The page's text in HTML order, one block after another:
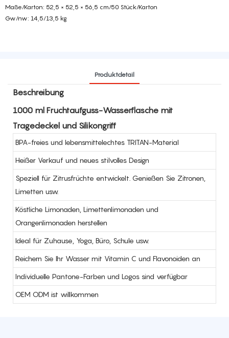
Maße/Karton: 52,5 × 52,5 × 56,5 cm/50 Stück/Karton
Gw/nw: 14,5/13,5 kg
Produktdetail
Beschreibung
1000 ml Fruchtaufguss-Wasserflasche mit
Tragedeckel und Silikongriff
BPA-freies und lebensmittelechtes TRITAN-Material
Heißer Verkauf und neues stilvolles Design
Speziell für Zitrusfrüchte entwickelt. Genießen Sie Zitronen,
Limetten usw.
Köstliche Limonaden, Limettenlimonaden und
Orangenlimonaden herstellen
Ideal für Zuhause, Yoga, Büro, Schule usw.
Reichern Sie Ihr Wasser mit Vitamin C und Flavonoiden an
Individuelle Pantone-Farben und Logos sind verfügbar
OEM ODM ist willkommen